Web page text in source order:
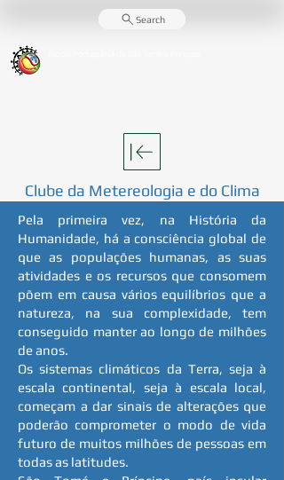
Search
Clube da Metereologia e do Clima
Pela primeira vez, na História da
Humanidade, há a consciência global de
que as populações humanas, as suas
atividades e os recursos que consomem
põem em causa vários equilíbrios que a
natureza, na sua complexidade, tem
conseguido manter ao longo de milhões
de anos.
Os sistemas climáticos da Terra, seja à
escala continental, seja à escala local,
começam a dar sinais de alterações que
poderão comprometer o modo de vida
futuro de muitos milhões de pessoas em
todas as latitudes.